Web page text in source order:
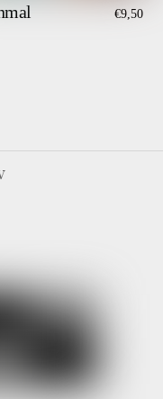
€9,50